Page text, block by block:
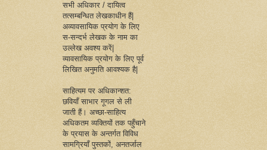
सभी अधिकार / दायित्व
तत्सम्बन्धित लेखकाधीन हैं|
अव्यावसायिक प्रयोग के लिए
स-सन्दर्भ लेखक के नाम का
उल्लेख अवश्य करें|
व्यावसायिक प्रयोग के लिए पूर्व
लिखित अनुमति आवश्यक है|
साहित्यम पर अधिकान्शत:
छवियाँ साभार गूगल से ली
जाती हैं। अच्छा-साहित्य
अधिकतम व्यक्तियों तक पहुँचाने
के प्रयास के अन्तर्गत विविध
सामग्रियाँ पुस्तकों, अनतर्जाल